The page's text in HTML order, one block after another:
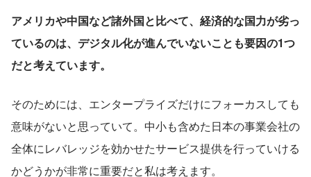
アメリカや中国など諸外国と比べて、経済的な国力が劣っ
ているのは、デジタル化が進んでいないことも要因の1つ
だと考えています。
そのためには、エンタープライズだけにフォーカスしても
意味がないと思っていて。中小も含めた日本の事業会社の
全体にレバレッジを効かせたサービス提供を行っていける
かどうかが非常に重要だと私は考えます。